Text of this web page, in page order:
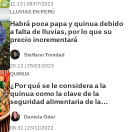
11:13 | 08/07/2023
LLUVIAS EN PERÚ
Habrá poca papa y quinua debido
a falta de lluvias, por lo que su
precio incrementará
Steffano Trinidad
20:12 | 25/03/2023
QUINUA
¿Por qué se le considera a la
quinua como la clave de la
seguridad alimentaria de la
Daniela Odar
08:31 | 23/11/2022